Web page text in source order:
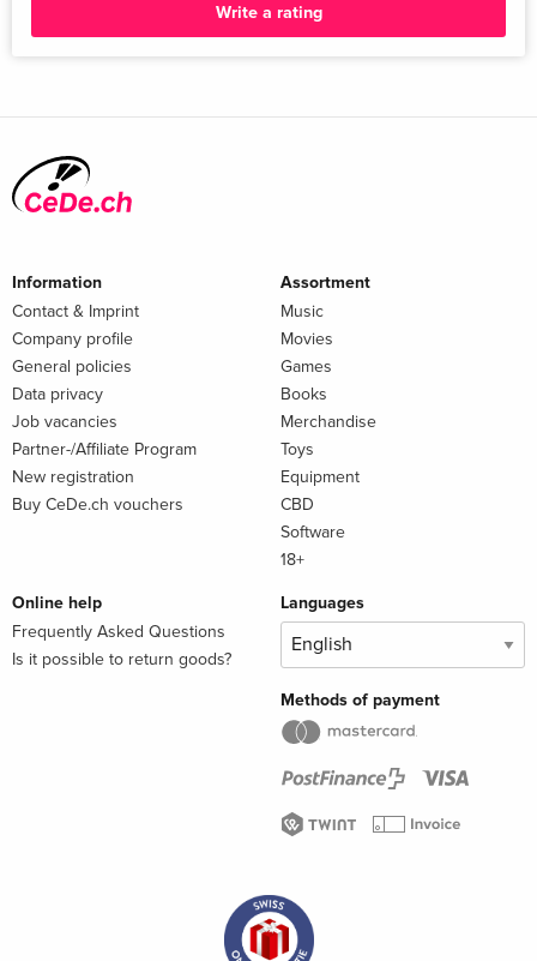
Write a rating
Information
Contact & Imprint
Company profile
General policies
Data privacy
Job vacancies
Partner-/Affiliate Program
New registration
Buy CeDe.ch vouchers
Assortment
Music
Movies
Games
Books
Merchandise
Toys
Equipment
CBD
Software
18+
Online help
Frequently Asked Questions
Is it possible to return goods?
Languages
Methods of payment